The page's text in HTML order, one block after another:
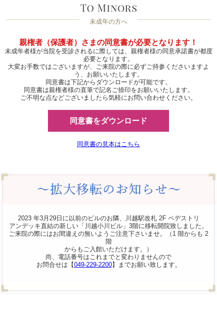
未成年の方へ
親権者（保護者）さまの同意書が必要となります！
未成年者様が当院を受診されるに際しては、親権者様の同意承諾書が都度
必要となります。
大変お手数ではございますが、ご来院の際に必ずご持参くださいますよ
う、お願いいたします。
同意書は下記からダウンロードが可能です。
同意書は親権者様の直筆で記名ご捺印をお願いいたします。
ご不明な点などございましたら気軽にお問い合わせください。
同意書をダウンロード
同意書の見本はこちら
2023 年3月29日に以前のビルのお隣、川越駅改札 2F ペデストリ
アンデッキ直結の新しい「川越小川ビル」3階に移転開院致しました。
ご来院の際にはお間違えの無いようご注意下さいませ。（1 階からも 2
階
からもご入館いただけます。）
尚、電話番号はこれまでと変わりませんので
お問合せは【049-229-2200】までお願い致します。